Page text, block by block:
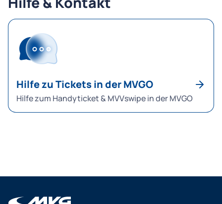
anfragen@mvg.de
bei Ihrer Fahrt ein- bzw. ausgestiegen sind.
Hilfe zu Tickets in der MVGO
Hilfe zum Handyticket & MVVswipe in der MVGO